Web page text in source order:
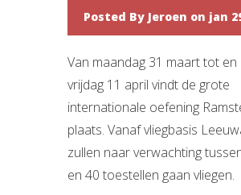
Posted By Jeroen on jan
Van maandag 31 maart tot en
vrijdag 11 april vindt de grote
internationale oefening
plaats. Vanaf vliegbasis
zullen naar verwachting
en 40 toestellen gaan vliegen.